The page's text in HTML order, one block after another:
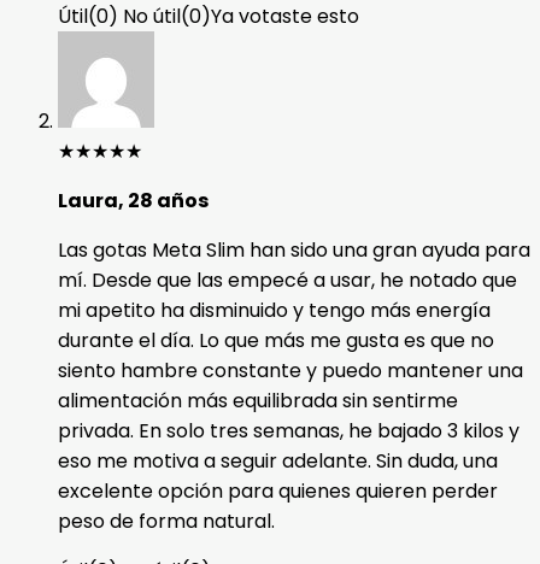
Útil(0) No útil(0)Ya votaste esto
★★★★★
Laura, 28 años
Las gotas Meta Slim han sido una gran ayuda para
mí. Desde que las empecé a usar, he notado que
mi apetito ha disminuido y tengo más energía
durante el día. Lo que más me gusta es que no
siento hambre constante y puedo mantener una
alimentación más equilibrada sin sentirme
privada. En solo tres semanas, he bajado 3 kilos y
eso me motiva a seguir adelante. Sin duda, una
excelente opción para quienes quieren perder
peso de forma natural.